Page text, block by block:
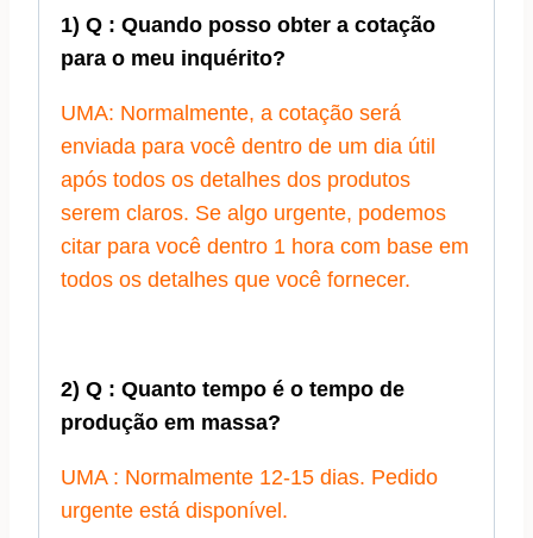
1) Q : Quando posso obter a cotação
para o meu inquérito?
UMA: Normalmente, a cotação será
enviada para você dentro de um dia útil
após todos os detalhes dos produtos
serem claros. Se algo urgente, podemos
citar para você dentro 1 hora com base em
todos os detalhes que você fornecer.
2) Q : Quanto tempo é o tempo de
produção em massa?
UMA : Normalmente 12-15 dias. Pedido
urgente está disponível.